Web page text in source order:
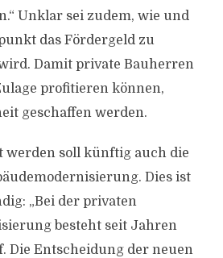
Unklar sei zudem, wie und
das Fördergeld zu
Damit private Bauherren
profitieren können,
geschaffen werden.
werden soll künftig auch die
Dies ist
„Bei der privaten
besteht seit Jahren
Die Entscheidung der neuen